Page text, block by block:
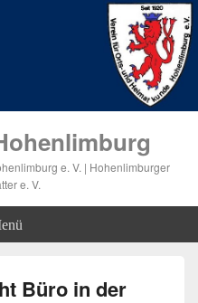
e. V. | Hohenlimburger
e. V.
Büro in der